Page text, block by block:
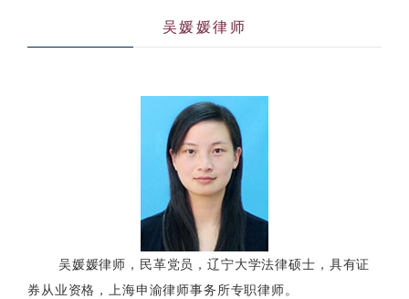
吴媛媛律师
吴媛媛律师，民革党员，辽宁大学法律硕士，具有证
券从业资格，上海申渝律师事务所专职律师。